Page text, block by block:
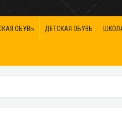
ОБУВЬ ДЕТСКАЯ ОБУВЬ